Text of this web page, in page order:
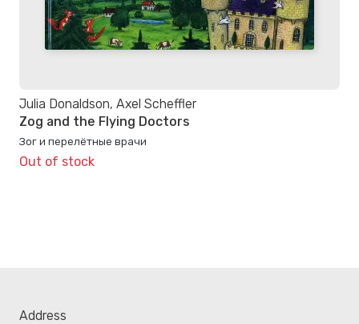
Julia Donaldson, Axel Scheffler
Zog and the Flying Doctors
Зог и перелётные врачи
Out of stock
Address